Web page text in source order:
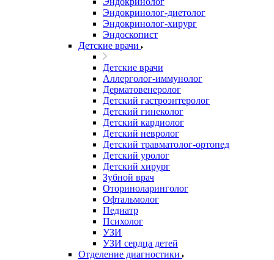
Эндокринолог-диетолог
Эндокринолог-хирург
Эндоскопист
Детские врачи
Детские врачи
Аллерголог-иммунолог
Дерматовенеролог
Детский гастроэнтеролог
Детский гинеколог
Детский кардиолог
Детский невролог
Детский травматолог-ортопед
Детский уролог
Детский хирург
Зубной врач
Оториноларинголог
Офтальмолог
Педиатр
Психолог
УЗИ
УЗИ сердца детей
Отделение диагностики